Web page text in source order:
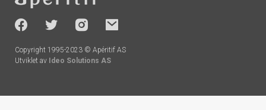
-
socials
Copyright 1995-2023 © Apéritif AS
Utviklet av Ideo Solutions AS